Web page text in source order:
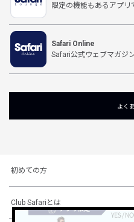
限定の機能もあるアプ
Safari Online
Safari公式ウェブマガジ
よく
初めての方
Club Safariとは